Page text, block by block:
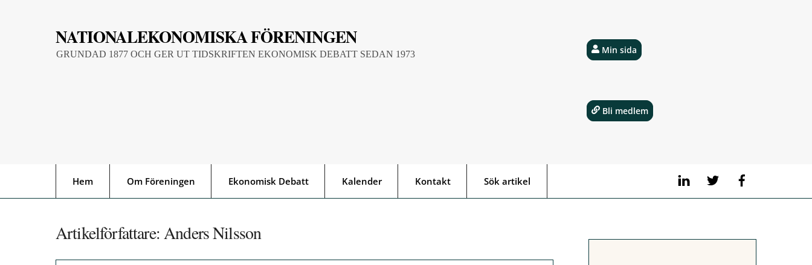
NATIONALEKONOMISKA FÖRENINGEN
GRUNDAD 1877 OCH GER UT TIDSKRIFTEN EKONOMISK DEBATT SEDAN 1973
LinkedIn Twitter
Hem Om Föreningen Ekonomisk Debatt Kalender Kontakt Sök artikel
Min sida
Bli medlem
Artikelförfattare:Anders Nilsson